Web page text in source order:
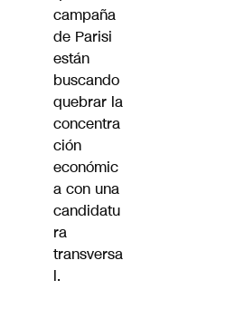
campaña
de Parisi
están
buscando
quebrar la
concentra
ción
económic
a con una
candidatu
ra
transversa
l.